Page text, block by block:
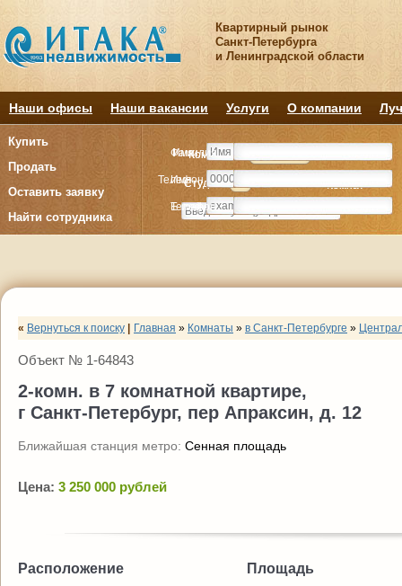
Квартирный рынок
Санкт-Петербурга
и Ленинградской области
Наши офисы Наши вакансии Услуги О компании
Купить
Продать
Оставить заявку
Найти сотрудника
Комнату
Студия Комнат
Комнату
Студия Комнат
Имя
Телефон
E-mail
Фамилия
Имя
Телефон
« Вернуться к поиску Главная » Комнаты » в Санкт-Петербурге »
Объект № 1-64843
2-комн. в 7 комнатной квартире,
г Санкт-Петербург, пер Апраксин, д. 12
Ближайшая станция метро: Сенная площадь
Цена: 3 250 000 рублей
Расположение Площадь